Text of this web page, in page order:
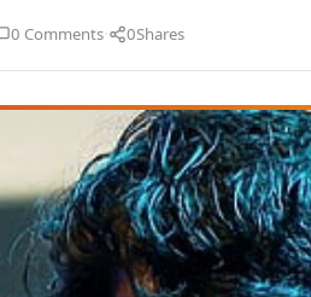
0 Comments· 0Shares